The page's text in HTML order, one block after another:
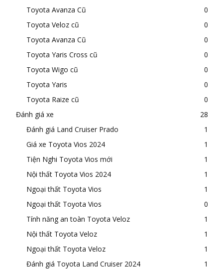
Toyota Avanza Cũ
0
Toyota Veloz cũ
0
Toyota Avanza Cũ
0
Toyota Yaris Cross cũ
0
Toyota Wigo cũ
0
Toyota Yaris
0
Toyota Raize cũ
0
Đánh giá xe
28
Đánh giá Land Cruiser Prado
1
Giá xe Toyota Vios 2024
1
Tiện Nghi Toyota Vios mới
1
Nội thất Toyota Vios 2024
1
Ngoại thất Toyota Vios
1
Ngoại thất Toyota Vios
0
Tính năng an toàn Toyota Veloz
1
Nội thất Toyota Veloz
1
Ngoại thất Toyota Veloz
1
Đánh giá Toyota Land Cruiser 2024
1